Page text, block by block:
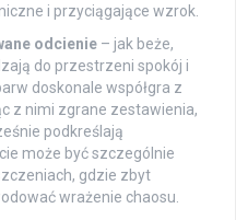
i przyciągające wzrok.
odcienie – jak beże,
do przestrzeni spokój i
doskonale współgra z
z nimi zgrane zestawienia,
podkreślają
może być szczególnie
gdzie zbyt
wrażenie chaosu.